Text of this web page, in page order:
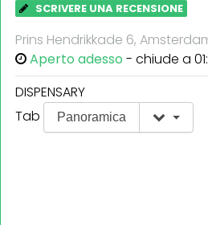
SCRIVERE UNA RECENSIONE
Prins Hendrikkade 6,
Aperto adesso - chiude a
DISPENSARY
Tab
Panoramica